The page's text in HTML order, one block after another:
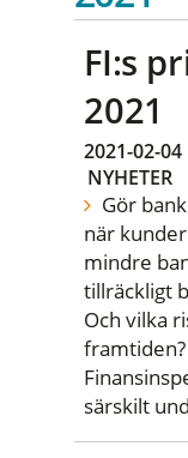
FI:s
2021
2021-02-04
NYHETER
Gör
när
mindre
tillräckligt
Och vilka
särskilt